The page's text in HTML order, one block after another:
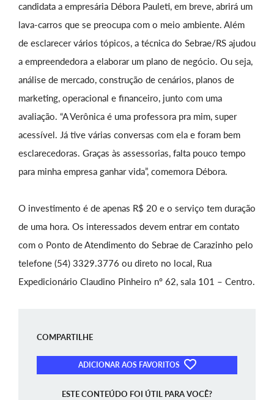
candidata a empresária Débora Pauleti, em breve, abrirá um
lava-carros que se preocupa com o meio ambiente. Além
de esclarecer vários tópicos, a técnica do Sebrae/RS ajudou
a empreendedora a elaborar um plano de negócio. Ou seja,
análise de mercado, construção de cenários, planos de
marketing, operacional e financeiro, junto com uma
avaliação. “A Verônica é uma professora pra mim, super
acessível. Já tive várias conversas com ela e foram bem
esclarecedoras. Graças às assessorias, falta pouco tempo
para minha empresa ganhar vida”, comemora Débora.
O investimento é de apenas R$ 20 e o serviço tem duração
de uma hora. Os interessados devem entrar em contato
com o Ponto de Atendimento do Sebrae de Carazinho pelo
telefone (54) 3329.3776 ou direto no local, Rua
Expedicionário Claudino Pinheiro nº 62, sala 101 – Centro.
COMPARTILHE
ADICIONAR AOS FAVORITOS
ESTE CONTEÚDO FOI ÚTIL PARA VOCÊ?